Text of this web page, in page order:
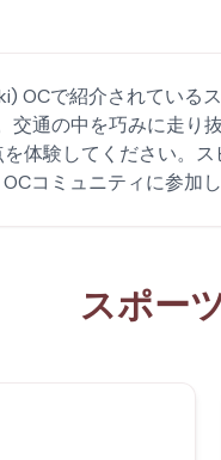
OCで紹介されている
交通の中を巧みに走り
体験してください。
コミュニティに参加
スポー